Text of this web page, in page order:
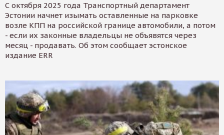
С октября 2025 года Транспортный департамент
Эстонии начнет изымать оставленные на парковке
возле КПП на российской границе автомобили, а потом
- если их законные владельцы не объявятся через
месяц - продавать. Об этом сообщает эстонское
издание ERR